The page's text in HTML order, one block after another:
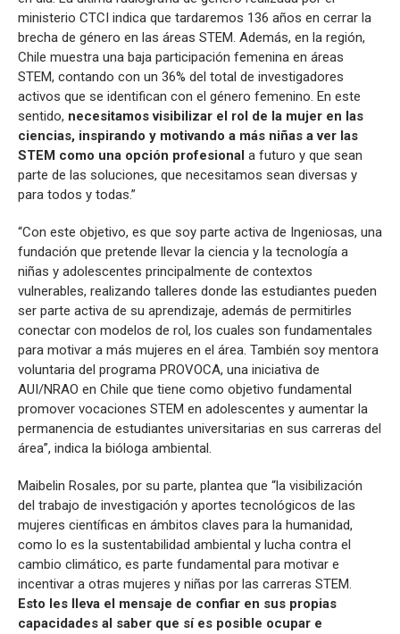
ministerio CTCI indica que tardaremos 136 años en cerrar la
brecha de género en las áreas STEM. Además, en la región,
Chile muestra una baja participación femenina en áreas
STEM, contando con un 36% del total de investigadores
activos que se identifican con el género femenino. En este
sentido, necesitamos visibilizar el rol de la mujer en las
ciencias, inspirando y motivando a más niñas a ver las
STEM como una opción profesional a futuro y que sean
parte de las soluciones, que necesitamos sean diversas y
para todos y todas.”
“Con este objetivo, es que soy parte activa de Ingeniosas, una
fundación que pretende llevar la ciencia y la tecnología a
niñas y adolescentes principalmente de contextos
vulnerables, realizando talleres donde las estudiantes pueden
ser parte activa de su aprendizaje, además de permitirles
conectar con modelos de rol, los cuales son fundamentales
para motivar a más mujeres en el área. También soy mentora
voluntaria del programa PROVOCA, una iniciativa de
AUI/NRAO en Chile que tiene como objetivo fundamental
promover vocaciones STEM en adolescentes y aumentar la
permanencia de estudiantes universitarias en sus carreras del
área”, indica la bióloga ambiental.
Maibelin Rosales, por su parte, plantea que “la visibilización
del trabajo de investigación y aportes tecnológicos de las
mujeres científicas en ámbitos claves para la humanidad,
como lo es la sustentabilidad ambiental y lucha contra el
cambio climático, es parte fundamental para motivar e
incentivar a otras mujeres y niñas por las carreras STEM.
Esto les lleva el mensaje de confiar en sus propias
capacidades al saber que sí es posible ocupar e